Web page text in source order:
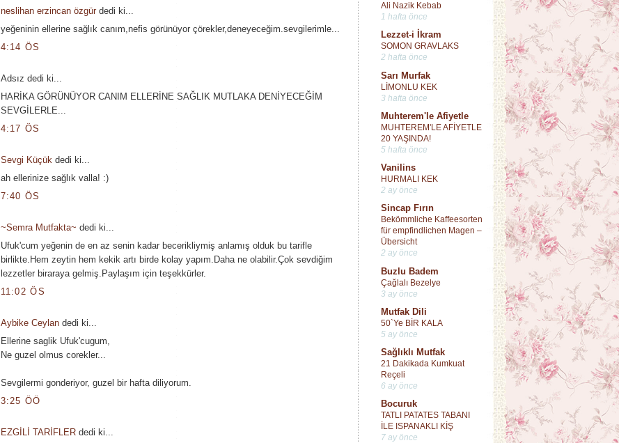
Ali Nazik Kebab
1 hafta önce
Lezzet-i İkram
SOMON GRAVLAKS
2 hafta önce
Sarı Murfak
LİMONLU KEK
3 hafta önce
Muhterem'le Afiyetle
MUHTEREM'LE AFİYETLE
20 YAŞINDA!
5 hafta önce
Vanilins
HURMALI KEK
2 ay önce
Sincap Fırın
Bekömmliche Kaffeesorten
für empfindlichen Magen –
Übersicht
2 ay önce
Buzlu Badem
Çağlalı Bezelye
3 ay önce
Mutfak Dili
50`Ye BİR KALA
5 ay önce
Sağlıklı Mutfak
21 Dakikada Kumkuat
Reçeli
6 ay önce
Bocuruk
TATLI PATATES TABANI
İLE ISPANAKLI KİŞ
7 ay önce
neslihan erzincan özgürdedi ki...
yeğeninin ellerine sağlık canım,nefis görünüyor çörekler,deneyeceğim.sevgilerimle...
4:14 ÖS
Adsız dedi ki...
HARİKA GÖRÜNÜYOR CANIM ELLERİNE SAĞLIK MUTLAKA DENİYECEĞİM
SEVGİLERLE...
4:17 ÖS
Sevgi Küçük dedi ki...
ah ellerinize sağlık valla! :)
7:40 ÖS
~Semra Mutfakta~ dedi ki...
Ufuk'cum yeğenin de en az senin kadar becerikliymiş anlamış olduk bu tarifle
birlikte.Hem zeytin hem kekik artı birde kolay yapım.Daha ne olabilir.Çok sevdiğim
lezzetler biraraya gelmiş.Paylaşım için teşekkürler.
11:02 ÖS
Aybike Ceylandedi ki...
Ellerine saglik Ufuk'cugum,
Ne guzel olmus corekler...
Sevgilermi gonderiyor, guzel bir hafta diliyorum.
3:25 ÖÖ
EZGİLİ TARİFLERdedi ki...